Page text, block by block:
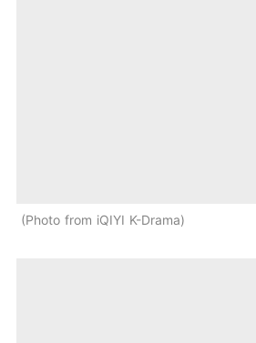
Photo from iQIYI K-Drama